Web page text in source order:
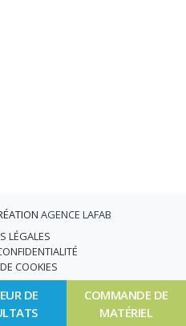
DE
COMMANDE DE
MATÉRIEL
AGENCE LAFAB
LÉGALES
COOKIES